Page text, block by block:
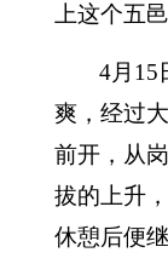
上这个五
4月 15
爽，经过
前开，从
拔的上升
休憩后便